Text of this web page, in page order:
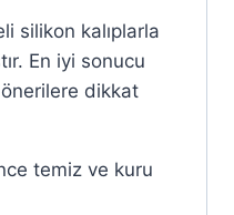
silikon kalıplarla
En iyi sonucu
dikkat
temiz ve kuru